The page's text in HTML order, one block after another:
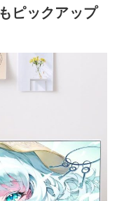
ピックアップ